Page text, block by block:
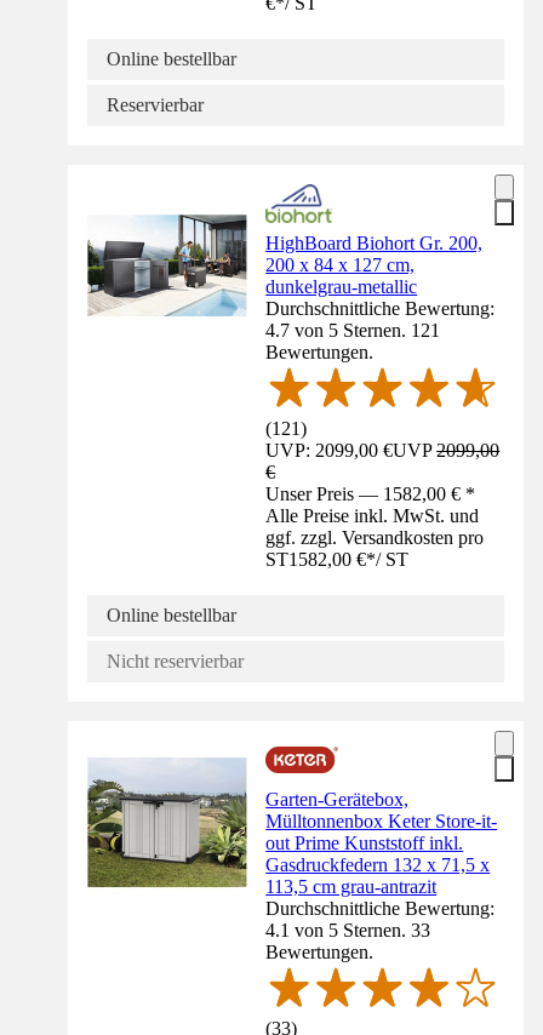
Online bestellbar
Reservierbar
HighBoard Biohort Gr. 200,
200 x 84 x 127 cm,
dunkelgrau-metallic
Durchschnittliche Bewertung:
4.7 von 5 Sternen. 121
Bewertungen.
(121)
UVP: 2099,00 €UVP2099,00
€
Unser Preis — 1582,00 € *
Alle Preise inkl. MwSt. und
ggf. zzgl. Versandkosten pro
ST1582,00 €*/ ST
Online bestellbar
Nicht reservierbar
Garten-Gerätebox,
Mülltonnenbox Keter Store-it-
out Prime Kunststoff inkl.
Gasdruckfedern 132 x 71,5 x
113,5 cm grau-antrazit
Durchschnittliche Bewertung:
4.1 von 5 Sternen. 33
Bewertungen.
(33)